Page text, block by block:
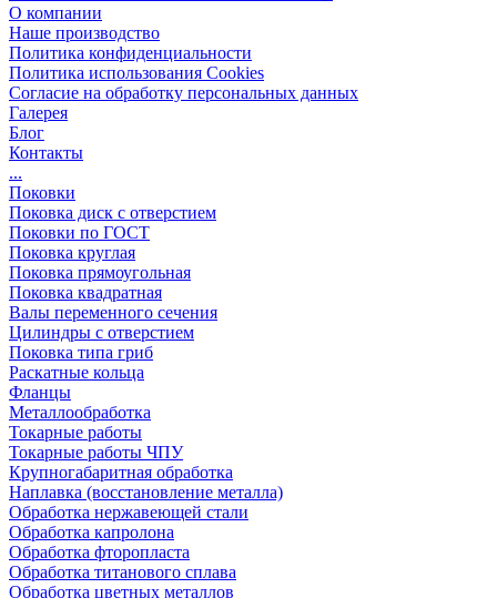
О компании
Наше производство
Политика конфиденциальности
Политика использования Cookies
Согласие на обработку персональных данных
Галерея
Блог
Контакты
...
Поковки
Поковка диск с отверстием
Поковки по ГОСТ
Поковка круглая
Поковка прямоугольная
Поковка квадратная
Валы переменного сечения
Цилиндры с отверстием
Поковка типа гриб
Раскатные кольца
Фланцы
Металлообработка
Токарные работы
Токарные работы ЧПУ
Крупногабаритная обработка
Наплавка (восстановление металла)
Обработка нержавеющей стали
Обработка капролона
Обработка фторопласта
Обработка титанового сплава
Обработка цветных металлов